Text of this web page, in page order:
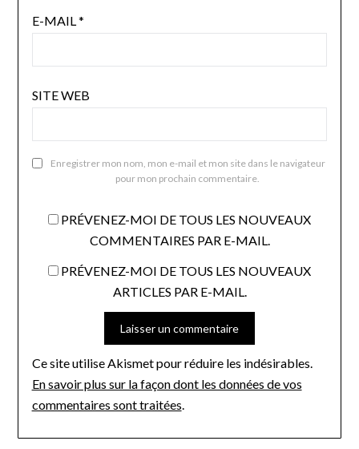
E-MAIL*
SITE WEB
Enregistrer mon nom, mon e-mail et mon site dans le navigateur
pour mon prochain commentaire.
PRÉVENEZ-MOI DE TOUS LES NOUVEAUX
COMMENTAIRES PAR E-MAIL.
PRÉVENEZ-MOI DE TOUS LES NOUVEAUX
ARTICLES PAR E-MAIL.
Ce site utilise Akismet pour réduire les indésirables.
En savoir plus sur la façon dont les données de vos
commentaires sont traitées.